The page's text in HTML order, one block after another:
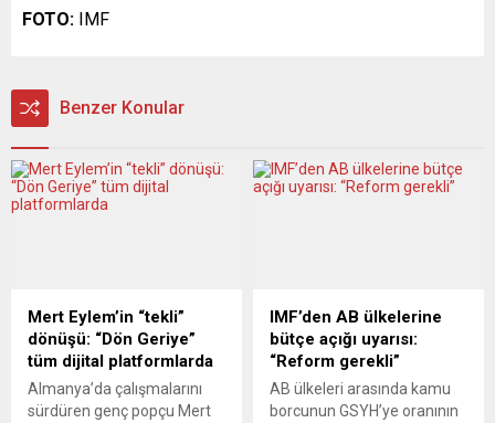
FOTO: IMF
Benzer Konular
Mert Eylem’in “tekli”
dönüşü: “Dön Geriye”
tüm dijital platformlarda
Almanya’da çalışmalarını
sürdüren genç popçu Mert
IMF’den AB ülkelerine
bütçe açığı uyarısı:
“Reform gerekli”
AB ülkeleri arasında kamu
borcunun GSYH’ye oranının